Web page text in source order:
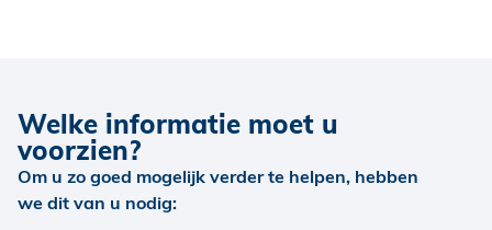
Welke informatie moet u
voorzien?
Om u zo goed mogelijk verder te helpen, hebben
we dit van u nodig: